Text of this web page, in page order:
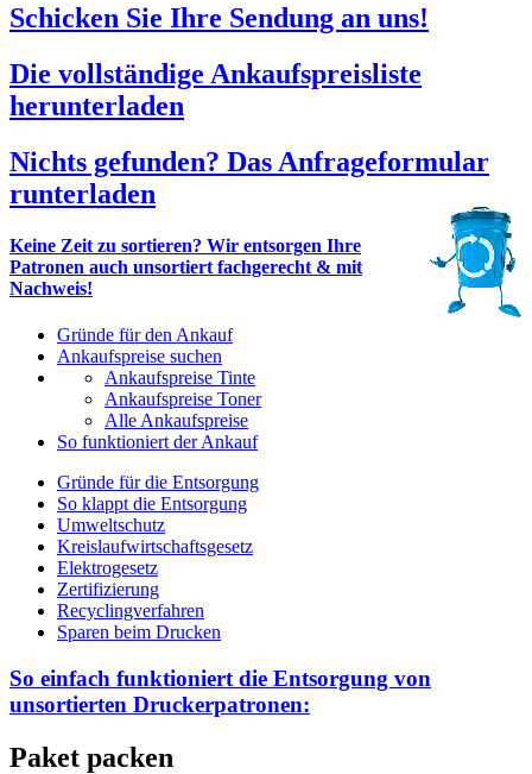
Schicken Sie Ihre Sendung an uns!
Die vollständige Ankaufspreisliste
herunterladen
Nichts gefunden? Das Anfrageformular
runterladen
Keine Zeit zu sortieren? Wir entsorgen Ihre
Patronen auch unsortiert fachgerecht & mit
Nachweis!
Gründe für den Ankauf
Ankaufspreise suchen
Ankaufspreise Tinte
Ankaufspreise Toner
Alle Ankaufspreise
So funktioniert der Ankauf
Gründe für die Entsorgung
So klappt die Entsorgung
Umweltschutz
Kreislaufwirtschaftsgesetz
Elektrogesetz
Zertifizierung
Recyclingverfahren
Sparen beim Drucken
So einfach funktioniert die Entsorgung von
unsortierten Druckerpatronen:
Paket packen